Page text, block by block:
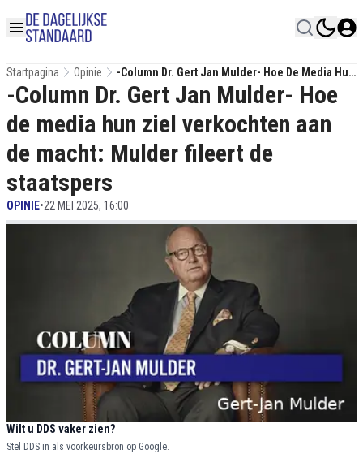
Startpagina Opinie
-Column Dr. Gert Jan Mulder- Hoe De Media Hun
Ziel Verkochten Aan De Macht: Mulder Fileert De
Staatspers
-Column Dr. Gert Jan Mulder- Hoe
de media hun ziel verkochten aan
de macht: Mulder fileert de
staatspers
OPINIE•22 MEI 2025, 16:00
Wilt u DDS vaker zien?
Stel DDS in als voorkeursbron op Google.